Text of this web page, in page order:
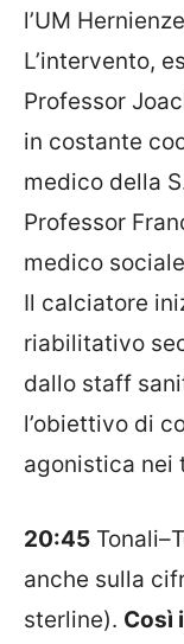
l’UM
L’intervento,
Professor
in costante
medico della
Professor
medico
Il calciatore
riabilitativo
dallo staff
l’obiettivo di
agonistica nei
20:45 Tonali–
anche sulla
sterline). Così